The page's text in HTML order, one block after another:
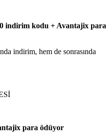
indirim kodu + Avantajix para
indirim, hem de sonrasında
para ödüyor